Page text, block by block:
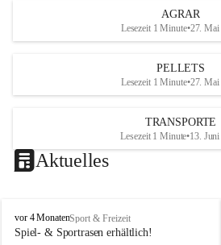
office@mayer-lipsch.at
AGRAR
Lesezeit 1 Minute•27. Mai
PELLETS
Lesezeit 1 Minute•27. Mai
TRANSPORTE
Lesezeit 1 Minute•13.
Aktuelles
M
a
vor 4 MonatenSport & Freizeit
Spiel- & Sportrasen erhältlich!